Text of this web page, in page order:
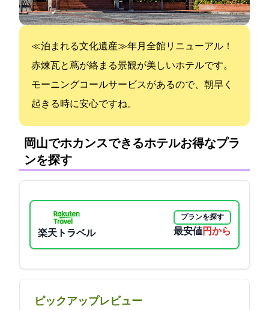
≪泊まれる文化遺産≫2020年10月全館リニューアル！
赤煉瓦と蔦が絡まる景観が美しいホテルです。
モーニングコールサービスがあるので、朝早く
起きる時に安心ですね。
岡山でホカンスできるホテル:お得なプラ
ンを探す
楽天トラベル
プランを探す
最安値5800円から
ピックアップレビュー